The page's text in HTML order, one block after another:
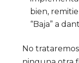
bien,
“Baja” a
No